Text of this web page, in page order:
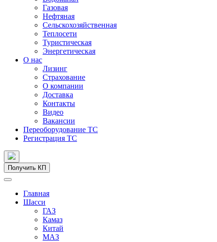
Газовая
Нефтяная
Сельскохозяйственная
Теплосети
Туристическая
Энергетическая
О нас
Лизинг
Страхование
О компании
Доставка
Контакты
Видео
Вакансии
Переоборудование ТС
Регистрация ТС
Получить КП
Главная
Шасси
ГАЗ
Камаз
Китай
МАЗ